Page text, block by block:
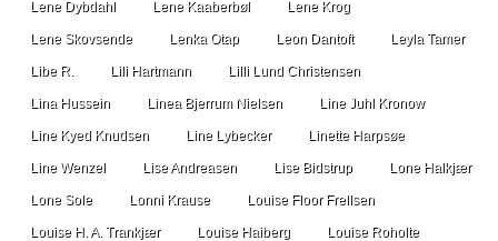
Lene Dybdahl Lene Kaaberbøl Lene Krog
Lene Skovsende Lenka Otap Leon Dantoft Leyla Tamer
Libe R. Lili Hartmann Lilli Lund Christensen
Lina Hussein Linea Bjerrum Nielsen Line Juhl Kronow
Line Kyed Knudsen Line Lybecker Linette Harpsøe
Line Wenzel Lise Andreasen Lise Bidstrup Lone Halkjær
Lone Sole Lonni Krause Louise Floor Frellsen
Louise H. A. Trankjær Louise Haiberg Louise Roholte